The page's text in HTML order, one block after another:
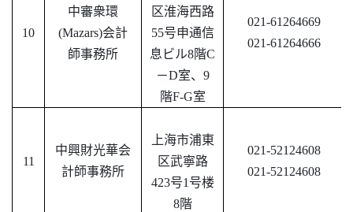
10
中審衆環
(Mazars)会計
師事務所
区淮海西路
55号申通信
息ビル8階C
－D室、9
階F-G室
021-61264669
021-61264666
11
中興財光華会
計師事務所
上海市浦東
区武寧路
423号1号楼
8階
021-52124608
021-52124608